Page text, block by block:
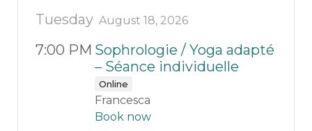
Tuesday August 18, 2026
7:00 PM Sophrologie / Yoga adapté
– Séance individuelle
Online
Francesca
Book now